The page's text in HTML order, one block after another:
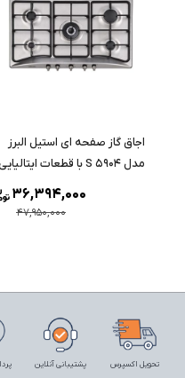
اجاق گاز صفحه ای استیل البرز
مدل S 5904 با قطعات ایتالیایی
47,950,000
36,394,000
تحویل اکسپرس پشتیبانی آنلاین